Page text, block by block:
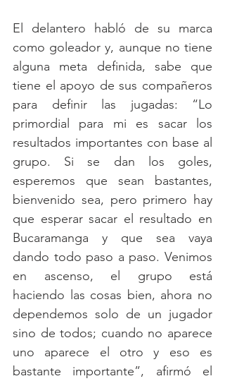
El delantero habló de su marca
como goleador y, aunque no tiene
alguna meta definida, sabe que
tiene el apoyo de sus compañeros
para definir las jugadas: “Lo
primordial para mi es sacar los
resultados importantes con base al
grupo. Si se dan los goles,
esperemos que sean bastantes,
bienvenido sea, pero primero hay
que esperar sacar el resultado en
Bucaramanga y que sea vaya
dando todo paso a paso. Venimos
en ascenso, el grupo está
haciendo las cosas bien, ahora no
dependemos solo de un jugador
sino de todos; cuando no aparece
uno aparece el otro y eso es
bastante importante”, afirmó el